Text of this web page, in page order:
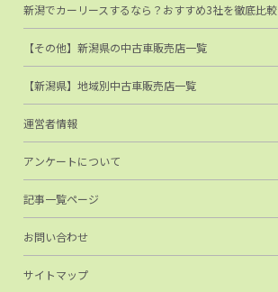
新潟でカーリースするなら？おすすめ3社を徹底比較
【その他】新潟県の中古車販売店一覧
【新潟県】地域別中古車販売店一覧
運営者情報
アンケートについて
記事一覧ページ
お問い合わせ
サイトマップ